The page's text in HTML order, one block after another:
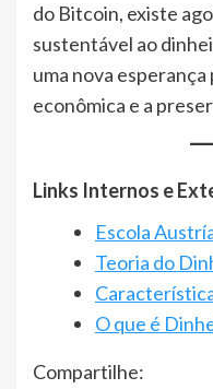
do Bitcoin, existe
sustentável ao
uma nova
econômica e a
Links Internos e
Escola
Teoria do
O que é
Compartilhe: